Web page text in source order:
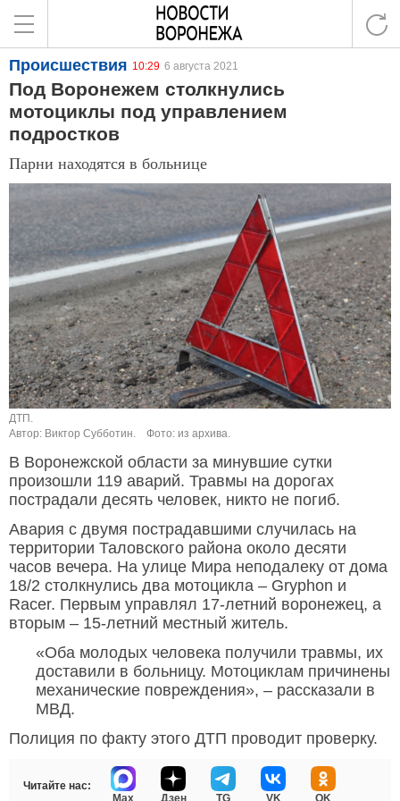
Происшествия 10:29 6 августа 2021
Под Воронежем столкнулись
мотоциклы под управлением
подростков
Парни находятся в больнице
ДТП.
Автор: Виктор Субботин.
Фото: из архива.
В Воронежской области за минувшие сутки
произошли 119 аварий. Травмы на дорогах
пострадали десять человек, никто не погиб.
Авария с двумя пострадавшими случилась на
территории Таловского района около десяти
часов вечера. На улице Мира неподалеку от дома
18/2 столкнулись два мотоцикла – Gryphon и
Racer. Первым управлял 17-летний воронежец, а
вторым – 15-летний местный житель.
«Оба молодых человека получили травмы, их
доставили в больницу. Мотоциклам причинены
механические повреждения», – рассказали в
МВД.
Полиция по факту этого ДТП проводит проверку.
Читайте нас: